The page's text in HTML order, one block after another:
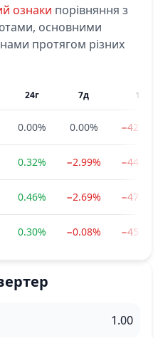
ознаки порівняння з
основними
протягом різних
24г 7д 1м
0.00% 0.00% −42.25%
0.32% −2.99% −44.97%
0.46% −2.69% −47.74%
0.30% −0.08% −45.31%